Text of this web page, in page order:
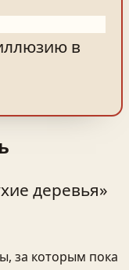
в
деревья»
за которым пока